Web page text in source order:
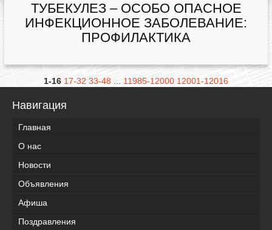
ТУБЕКУЛЕЗ – ОСОБО ОПАСНОЕ
ИНФЕКЦИОННОЕ ЗАБОЛЕВАНИЕ:
ПРОФИЛАКТИКА
1-16 17-32 33-48 ... 11985-12000 12001-12016
Навигация
Главная
О нас
Новости
Объявления
Афиша
Поздравления